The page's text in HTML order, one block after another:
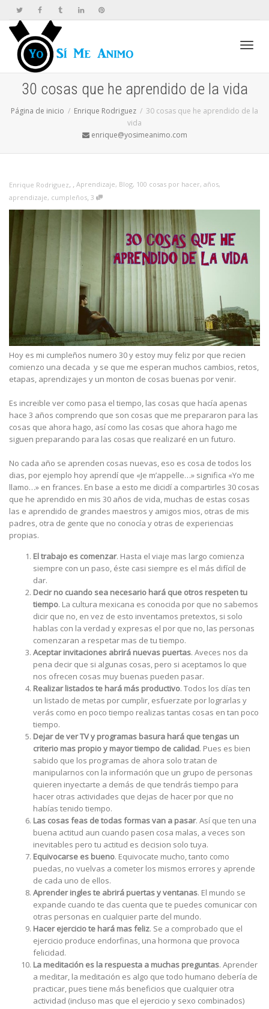
30 cosas que he aprendido de la vida
Página de inicio Enrique Rodriguez
30 cosas que he aprendido de la
vida
enrique@yosimeanimo.com
Enrique Rodriguez, , Aprendizaje, Blog, 100 cosas por hacer, años,
aprendizaje, cumpleños 3
Hoy es mi cumpleños numero 30 y estoy muy feliz por que recien
comienzo una decada y se que me esperan muchos cambios, retos,
etapas, aprendizajes y un monton de cosas buenas por venir.
Es increible ver como pasa el tiempo, las cosas que hacía apenas
hace 3 años comprendo que son cosas que me prepararon para las
cosas que ahora hago, así como las cosas que ahora hago me
siguen preparando para las cosas que realizaré en un futuro.
No cada año se aprenden cosas nuevas, eso es cosa de todos los
dias, por ejemplo hoy aprendí que «Je m’appelle…» significa «Yo me
llamo…» en frances. En base a esto me dicidí a compartirles 30 cosas
que he aprendido en mis 30 años de vida, muchas de estas cosas
las e aprendido de grandes maestros y amigos mios, otras de mis
padres, otra de gente que no conocía y otras de experiencias
propias.
El trabajo es comenzar. Hasta el viaje mas largo comienza
siempre con un paso, éste casi siempre es el más difícil de
dar.
Decir no cuando sea necesario hará que otros respeten tu
tiempo. La cultura mexicana es conocida por que no sabemos
dicir que no, en vez de esto inventamos pretextos, si solo
hablas con la verdad y expresas el por que no, las personas
comenzaran a respetar mas de tu tiempo.
Aceptar invitaciones abrirá nuevas puertas. Aveces nos da
pena decir que si algunas cosas, pero si aceptamos lo que
nos ofrecen cosas muy buenas pueden pasar.
Realizar listados te hará más productivo. Todos los días ten
un listado de metas por cumplir, esfuerzate por lograrlas y
verás como en poco tiempo realizas tantas cosas en tan poco
tiempo.
Dejar de ver TVy programas basura hará que tengas un
criterio mas propio y mayor tiempo de calidad. Pues es bien
sabido que los programas de ahora solo tratan de
manipularnos con la información que un grupo de personas
quieren inyectarte a demás de que tendrás tiempo para
hacer otras actividades que dejas de hacer por que no
habías tenido tiempo.
Las cosas feas de todas formas van a pasar. Así que ten una
buena actitud aun cuando pasen cosa malas, a veces son
inevitables pero tu actitud es decision solo tuya.
Equivocarse es bueno. Equivocate mucho, tanto como
puedas, no vuelvas a cometer los mismos errores y aprende
de cada uno de ellos.
Aprender ingles te abrirá puertas y ventanas. El mundo se
expande cuando te das cuenta que te puedes comunicar con
otras personas en cualquier parte del mundo.
Hacer ejercicio te hará mas feliz. Se a comprobado que el
ejercicio produce endorfinas, una hormona que provoca
felicidad.
La meditación es la respuesta a muchas preguntas. Aprender
a meditar, la meditación es algo que todo humano debería de
practicar, pues tiene más beneficios que cualquier otra
actividad (incluso mas que el ejercicio y sexo combinados)